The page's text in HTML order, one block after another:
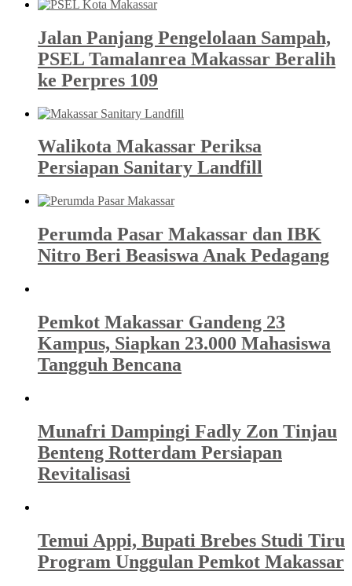
Jalan Panjang Pengelolaan Sampah,
PSEL Tamalanrea Makassar Beralih
ke Perpres 109
Walikota Makassar Periksa
Persiapan Sanitary Landfill
Perumda Pasar Makassar dan IBK
Nitro Beri Beasiswa Anak Pedagang
Pemkot Makassar Gandeng 23
Kampus, Siapkan 23.000 Mahasiswa
Tangguh Bencana
Munafri Dampingi Fadly Zon Tinjau
Benteng Rotterdam Persiapan
Revitalisasi
Temui Appi, Bupati Brebes Studi Tiru
Program Unggulan Pemkot Makassar